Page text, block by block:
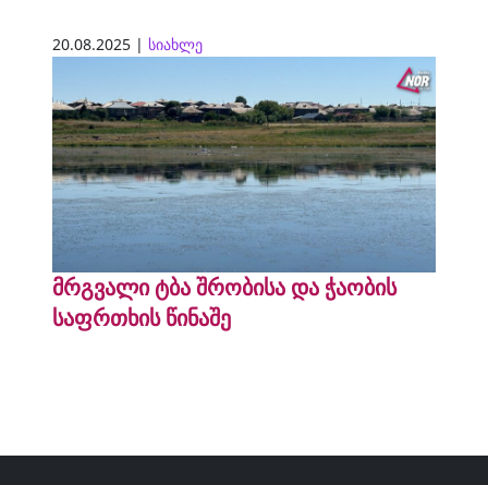
20.08.2025 | სიახლე
მრგვალი ტბა შრობისა და ჭაობის
საფრთხის წინაშე